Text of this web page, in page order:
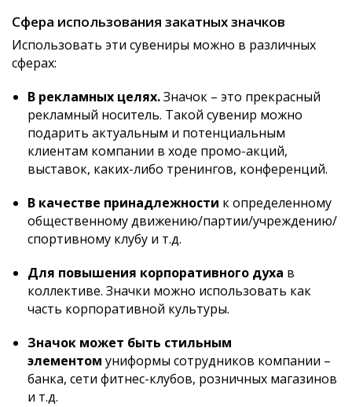
Сфера использования закатных значков
Использовать эти сувениры можно в различных
сферах:
В рекламных целях.Значок – это прекрасный
рекламный носитель. Такой сувенир можно
подарить актуальным и потенциальным
клиентам компании в ходе промо-акций,
выставок, каких-либо тренингов, конференций.
В качестве принадлежности к определенному
общественному движению/партии/учреждению/
спортивному клубу и т.д.
Для повышения корпоративного духа в
коллективе. Значки можно использовать как
часть корпоративной культуры.
Значок может быть стильным
элементом униформы сотрудников компании –
банка, сети фитнес-клубов, розничных магазинов
и т.д.